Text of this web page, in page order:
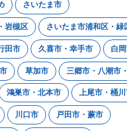
さいたま市
岩槻区 さいたま市浦和区・緑
田市 久喜市・幸手市 白
草加市 三郷市・八潮市
鴻巣市・北本市 上尾市・桶
川口市 戸田市・蕨市